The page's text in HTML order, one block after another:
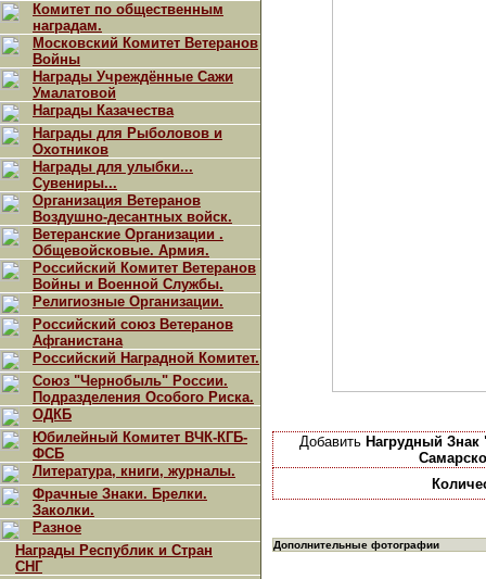
Комитет по общественным
наградам.
Московский Комитет Ветеранов
Войны
Награды Учреждённые Сажи
Умалатовой
Награды Казачества
Награды для Рыболовов и
Охотников
Награды для улыбки...
Сувениры...
Организация Ветеранов
Воздушно-десантных войск.
Ветеранские Организации .
Общевойсковые. Армия.
Российский Комитет Ветеранов
Войны и Военной Службы.
Религиозные Организации.
Российский союз Ветеранов
Афганистана
Российский Наградной Комитет.
Союз "Чернобыль" России.
Подразделения Особого Риска.
ОДКБ
Юбилейный Комитет ВЧК-КГБ-
ФСБ
Литература, книги, журналы.
Фрачные Знаки. Брелки.
Заколки.
Разное
Награды Республик и Стран
СНГ
Добавить Нагрудный
Дополнительные фотографии